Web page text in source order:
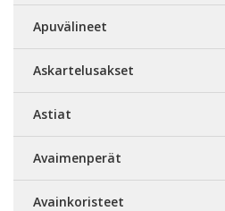
Apuvälineet
Askartelusakset
Astiat
Avaimenperät
Avainkoristeet